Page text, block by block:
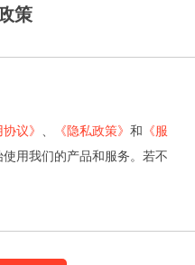
策
协议》 《隐私政策》 和 《服
用我们的产品和服务。若不